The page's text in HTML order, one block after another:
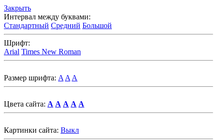
Закрыть
Интервал между буквами:
Стандартный Средний Большой
Шрифт:
Arial Times New Roman
Размер шрифта: A A A
Цвета сайта: A A A A A
Картинки сайта: Выкл